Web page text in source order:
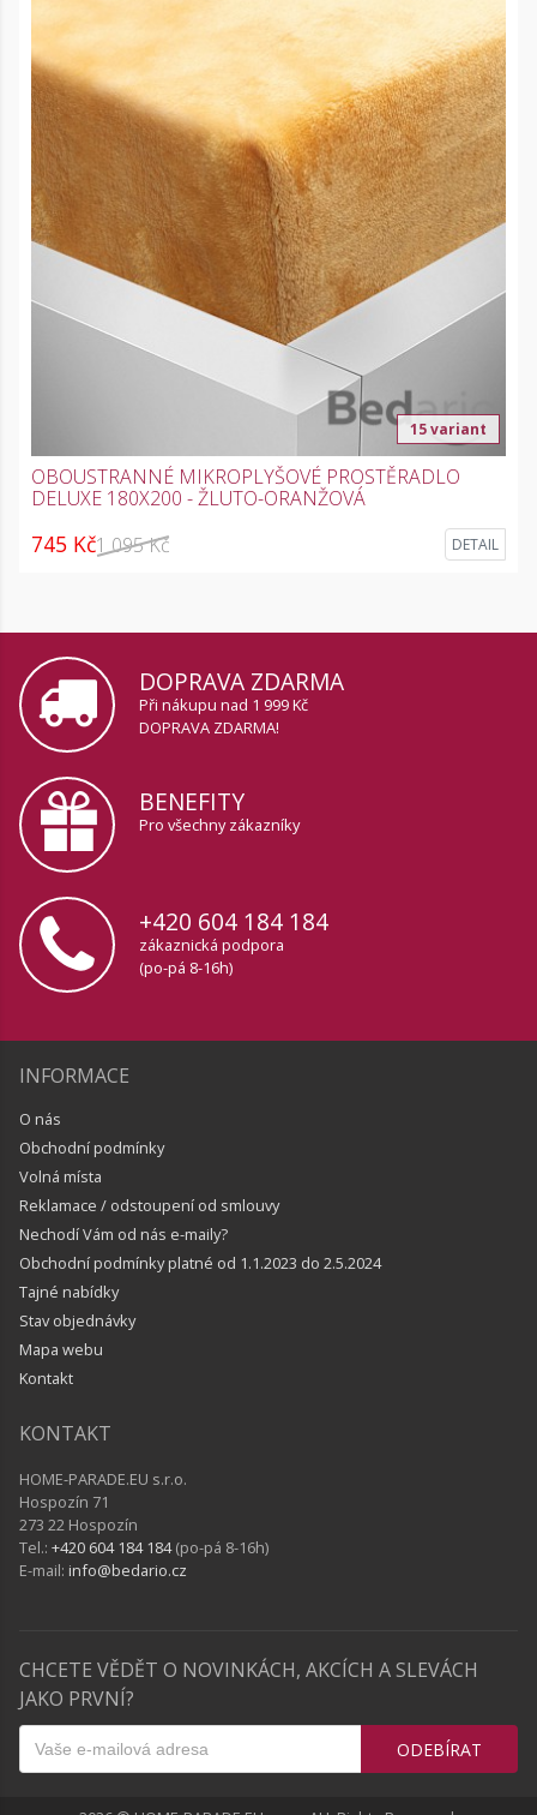
15 variant
OBOUSTRANNÉ MIKROPLYŠOVÉ PROSTĚRADLO
DELUXE 180X200 - ŽLUTO-ORANŽOVÁ
745 Kč1 095 Kč DETAIL
DOPRAVA ZDARMA
Při nákupu nad 1 999 Kč
DOPRAVA ZDARMA!
BENEFITY
Pro všechny zákazníky
+420 604 184 184
zákaznická podpora
(po-pá 8-16h)
INFORMACE
O nás
Obchodní podmínky
Volná místa
Reklamace / odstoupení od smlouvy
Nechodí Vám od nás e-maily?
Obchodní podmínky platné od 1.1.2023 do 2.5.2024
Tajné nabídky
Stav objednávky
Mapa webu
Kontakt
KONTAKT
HOME-PARADE.EU s.r.o.
Hospozín 71
273 22 Hospozín
Tel.: +420 604 184 184(po-pá 8-16h)
E-mail: info@bedario.cz
CHCETE VĚDĚT O NOVINKÁCH, AKCÍCH A SLEVÁCH
JAKO PRVNÍ?
ODEBÍRAT